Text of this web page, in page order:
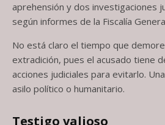
aprehensión y dos investigaciones
según informes de la Fiscalía
No está claro el tiempo que
extradición, pues el acusado tiene
acciones judiciales para evitarlo.
asilo político o humanitario.
Testigo valioso